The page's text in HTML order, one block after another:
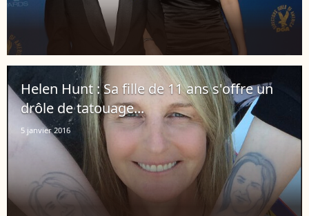
Helen Hunt : Sa fille de 11 ans s'offre un
drôle de tatouage...
5 janvier 2016